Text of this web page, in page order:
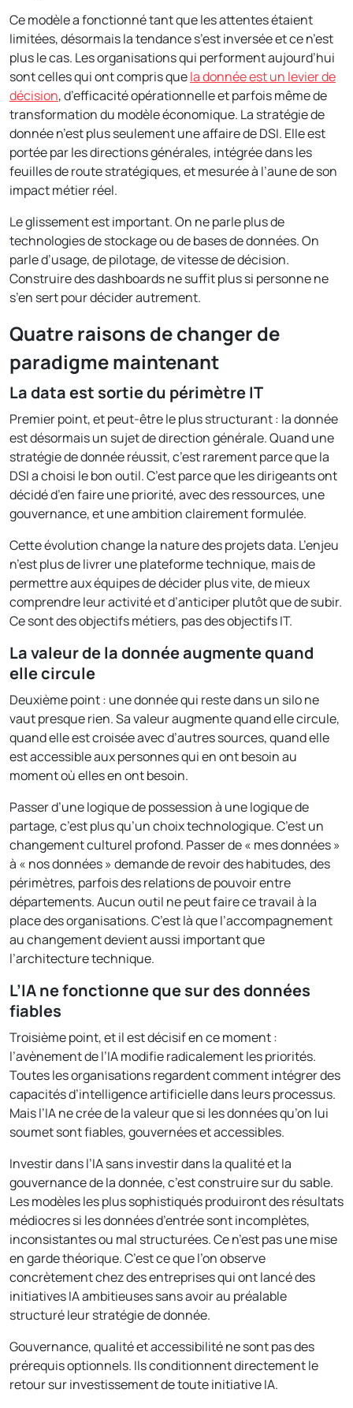
Ce modèle a fonctionné tant que les attentes étaient
limitées, désormais la tendance s’est inversée et ce n’est
plus le cas. Les organisations qui performent aujourd’hui
sont celles qui ont compris quela donnée est un levier de
décision, d’efficacité opérationnelle et parfois même de
transformation du modèle économique. La stratégie de
donnée n’est plus seulement une affaire de DSI. Elle est
portée par les directions générales, intégrée dans les
feuilles de route stratégiques, et mesurée à l’aune de son
impact métier réel.
Le glissement est important. On ne parle plus de
technologies de stockage ou de bases de données. On
parle d’usage, de pilotage, de vitesse de décision.
Construire des dashboards ne suffit plus si personne ne
s’en sert pour décider autrement.
Quatre raisons de changer de
paradigme maintenant
La data est sortie du périmètre IT
Premier point, et peut-être le plus structurant : la donnée
est désormais un sujet de direction générale. Quand une
stratégie de donnée réussit, c’est rarement parce que la
DSI a choisi le bon outil. C’est parce que les dirigeants ont
décidé d’en faire une priorité, avec des ressources, une
gouvernance, et une ambition clairement formulée.
Cette évolution change la nature des projets data. L’enjeu
n’est plus de livrer une plateforme technique, mais de
permettre aux équipes de décider plus vite, de mieux
comprendre leur activité et d’anticiper plutôt que de subir.
Ce sont des objectifs métiers, pas des objectifs IT.
La valeur de la donnée augmente quand
elle circule
Deuxième point : une donnée qui reste dans un silo ne
vaut presque rien. Sa valeur augmente quand elle circule,
quand elle est croisée avec d’autres sources, quand elle
est accessible aux personnes qui en ont besoin au
moment où elles en ont besoin.
Passer d’une logique de possession à une logique de
partage, c’est plus qu’un choix technologique. C’est un
changement culturel profond. Passer de « mes données »
à « nos données » demande de revoir des habitudes, des
périmètres, parfois des relations de pouvoir entre
départements. Aucun outil ne peut faire ce travail à la
place des organisations. C’est là que l’accompagnement
au changement devient aussi important que
l’architecture technique.
L’IA ne fonctionne que sur des données
fiables
Troisième point, et il est décisif en ce moment :
l’avènement de l’IA modifie radicalement les priorités.
Toutes les organisations regardent comment intégrer des
capacités d’intelligence artificielle dans leurs processus.
Mais l’IA ne crée de la valeur que si les données qu’on lui
soumet sont fiables, gouvernées et accessibles.
Investir dans l’IA sans investir dans la qualité et la
gouvernance de la donnée, c’est construire sur du sable.
Les modèles les plus sophistiqués produiront des résultats
médiocres si les données d’entrée sont incomplètes,
inconsistantes ou mal structurées. Ce n’est pas une mise
en garde théorique. C’est ce que l’on observe
concrètement chez des entreprises qui ont lancé des
initiatives IA ambitieuses sans avoir au préalable
structuré leur stratégie de donnée.
Gouvernance, qualité et accessibilité ne sont pas des
prérequis optionnels. Ils conditionnent directement le
retour sur investissement de toute initiative IA.